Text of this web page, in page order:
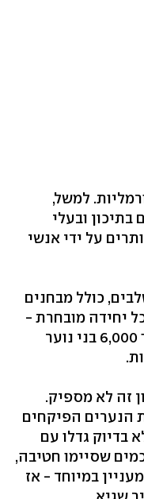
למשל,
ובעלי
על ידי אנשי
כולל מבחנים
יחידה מובחרת -
מעטים מתקבלים. בסך הכל, מתוך ‭6,000‬ בני נוער
זה לא מספיק.
הנערים הפיקחים
בדיוק גדלו עם
שסיימו חטיבה,
במיוחד - אז